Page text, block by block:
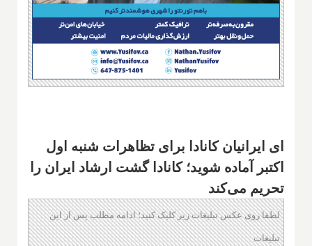
ای ایرانیان کانادا برای تظاهرات شنبه اول
اکتبر آماده شوید؛ کانادا گشت ارشاد ایران را
تحریم می‌کند
لطفا روی عکس تبلیغات زیر کلیک کنید؛ ادامه مطلب پس از این
تبلیغات